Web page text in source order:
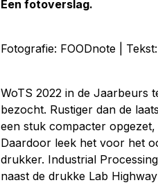
Een fotoverslag.
Fotografie: FOODnote |
WoTS 2022 in de Jaarbeurs
bezocht. Rustiger dan de
een stuk compacter
Daardoor leek het voor het
drukker. Industrial
naast de drukke Lab